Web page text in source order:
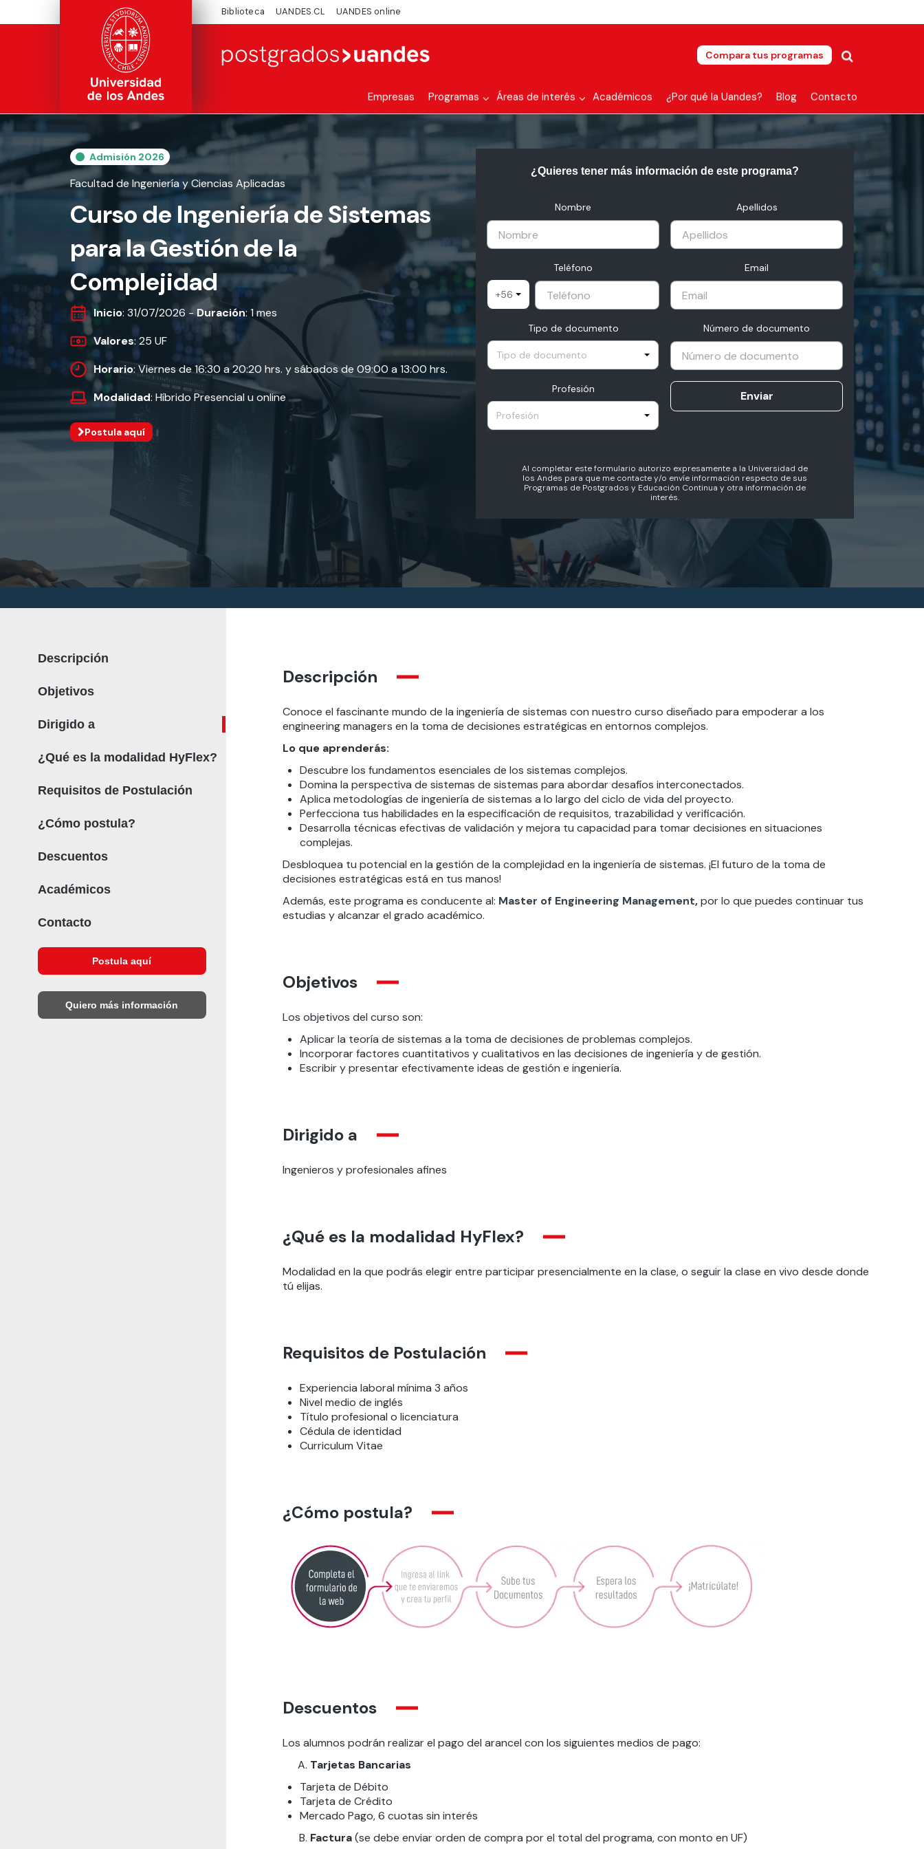
Biblioteca UANDES.CL UANDES online
Compara tus programas
Empresas Programas Áreas de interés Académicos ¿Por qué la Uandes? Blog Contacto
Admisión 2026
Facultad de Ingeniería y Ciencias Aplicadas
Curso de Ingeniería de Sistemas
para la Gestión de la
Complejidad
Inicio: 31/07/2026 -Duración: 1 mes
Valores: 25 UF
Horario: Viernes de 16:30 a 20:20 hrs. y sábados de 09:00 a 13:00 hrs.
Modalidad: Híbrido Presencial u online
Postula aquí
¿Quieres tener más información de este programa?
Nombre Apellidos
Teléfono
+56
Email
Tipo de documento
Tipo de documento
Número de documento
Profesión
Profesión
Enviar
Al completar este formulario autorizo expresamente a la Universidad de
los Andes para que me contacte y/o envíe información respecto de sus
Programas de Postgrados y Educación Continua y otra información de
interés.
Descripción
Objetivos
Dirigido a
¿Qué es la modalidad HyFlex?
Requisitos de Postulación
¿Cómo postula?
Descuentos
Académicos
Contacto
Postula aquí
Quiero más información
Descripción
Conoce el fascinante mundo de la ingeniería de sistemas con nuestro curso diseñado para empoderar a los
engineering managers en la toma de decisiones estratégicas en entornos complejos.
Lo que aprenderás:
Descubre los fundamentos esenciales de los sistemas complejos.
Domina la perspectiva de sistemas de sistemas para abordar desafíos interconectados.
Aplica metodologías de ingeniería de sistemas a lo largo del ciclo de vida del proyecto.
Perfecciona tus habilidades en la especificación de requisitos, trazabilidad y verificación.
Desarrolla técnicas efectivas de validación y mejora tu capacidad para tomar decisiones en situaciones
complejas.
Desbloquea tu potencial en la gestión de la complejidad en la ingeniería de sistemas. ¡El futuro de la toma de
decisiones estratégicas está en tus manos!
Además, este programa es conducente al: Master of Engineering Management,por lo que puedes continuar tus
estudias y alcanzar el grado académico.
Objetivos
Los objetivos del curso son:
Aplicar la teoría de sistemas a la toma de decisiones de problemas complejos.
Incorporar factores cuantitativos y cualitativos en las decisiones de ingeniería y de gestión.
Escribir y presentar efectivamente ideas de gestión e ingeniería.
Dirigido a
Ingenieros y profesionales afines
¿Qué es la modalidad HyFlex?
Modalidad en la que podrás elegir entre participar presencialmente en la clase, o seguir la clase en vivo desde donde
tú elijas.
Requisitos de Postulación
Experiencia laboral mínima 3 años
Nivel medio de inglés
Título profesional o licenciatura
Cédula de identidad
Curriculum Vitae
¿Cómo postula?
Descuentos
Los alumnos podrán realizar el pago del arancel con los siguientes medios de pago:
Tarjetas Bancarias
Tarjeta de Débito
Tarjeta de Crédito
Mercado Pago, 6 cuotas sin interés
Factura(se debe enviar orden de compra por el total del programa, con monto en UF)